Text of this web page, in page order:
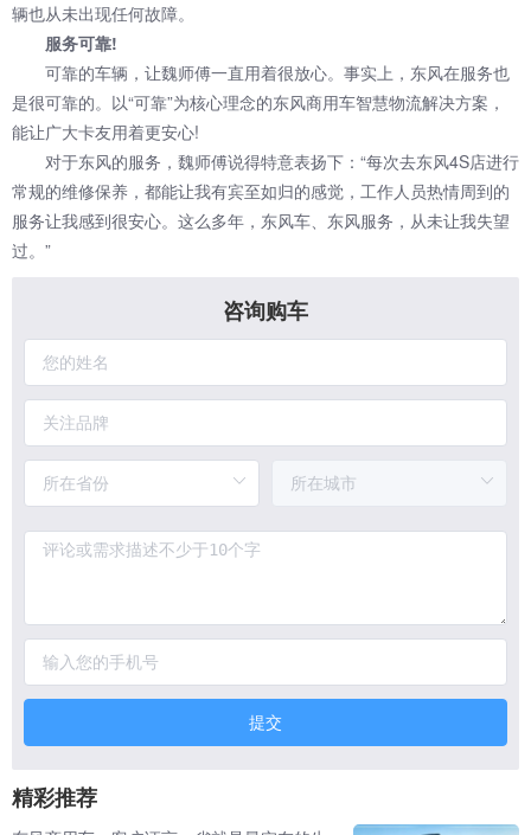
辆也从未出现任何故障。
服务可靠!
可靠的车辆，让魏师傅一直用着很放心。事实上，东风在服务也
是很可靠的。以“可靠”为核心理念的东风商用车智慧物流解决方案，
能让广大卡友用着更安心!
对于东风的服务，魏师傅说得特意表扬下：“每次去东风4S店进行
常规的维修保养，都能让我有宾至如归的感觉，工作人员热情周到的
服务让我感到很安心。这么多年，东风车、东风服务，从未让我失望
过。”
咨询购车
提交
精彩推荐